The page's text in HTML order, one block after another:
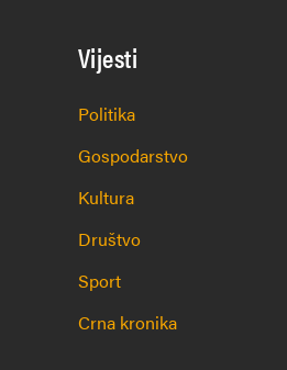
Vijesti
Politika
Gospodarstvo
Kultura
Društvo
Sport
Crna kronika